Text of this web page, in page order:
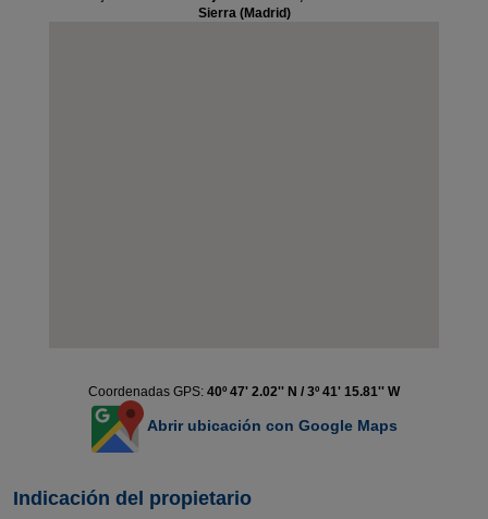
Sierra (Madrid)
Coordenadas GPS: 40º 47' 2.02'' N / 3º 41' 15.81'' W
Abrir ubicación con Google Maps
Indicación del propietario